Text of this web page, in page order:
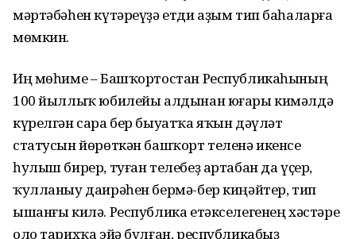
мәртәбәһен күтәреүҙә етди аҙым тип баһаларға
мөмкин.
Иң мөһиме – Башҡортостан Республикаһының
100 йыллыҡ юбилейы алдынан юғары кимәлдә
күрелгән сара бер быуатҡа яҡын дәүләт
статусын йөрөткән башҡорт теленә икенсе
һулыш бирер, туған телебеҙ артабан да үҫер,
ҡулланыу даирәһен бермә-бер киңәйтер, тип
ышанғы килә. Республика етәкселегенең хәстәре
оло тарихҡа эйә булған, республикабыҙ